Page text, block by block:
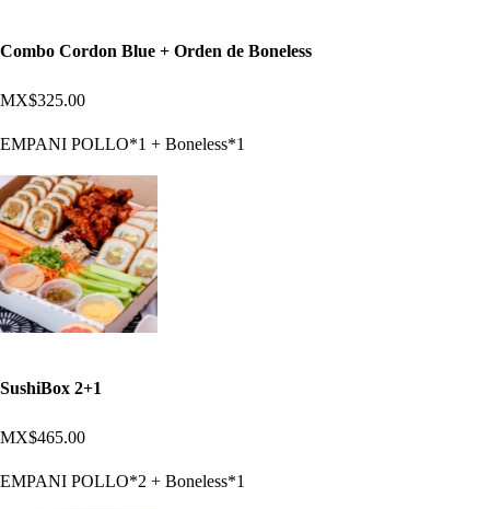
Combo Cordon Blue + Orden de Boneless
MX$325.00
EMPANI POLLO*1 + Boneless*1
SushiBox 2+1
MX$465.00
EMPANI POLLO*2 + Boneless*1